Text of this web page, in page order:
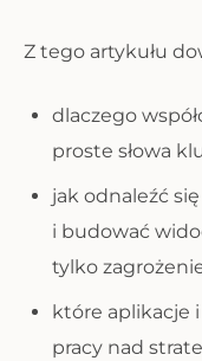
Z tego artykułu
dlaczego
proste słowa
jak odnaleźć
i budować
tylko
które aplikacje
pracy nad